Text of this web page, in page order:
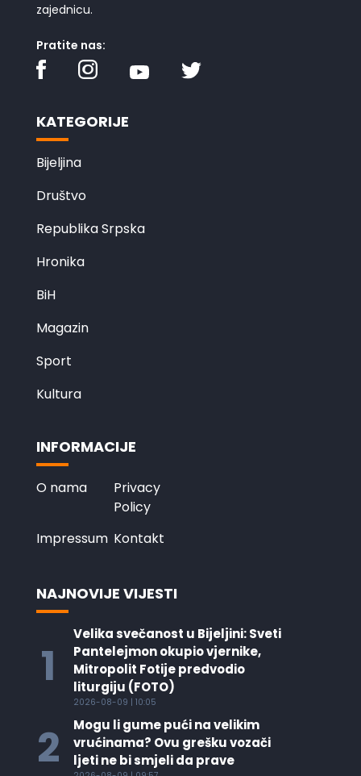
zajednicu.
Pratite nas:
KATEGORIJE
Bijeljina
Društvo
Republika Srpska
Hronika
BiH
Magazin
Sport
Kultura
INFORMACIJE
O nama
Privacy
Policy
Impressum Kontakt
NAJNOVIJE VIJESTI
1
Velika svečanost u Bijeljini: Sveti
Pantelejmon okupio vjernike,
Mitropolit Fotije predvodio
liturgiju (FOTO)
2026-08-09 | 10:05
2
Mogu li gume pući na velikim
vrućinama? Ovu grešku vozači
ljeti ne bi smjeli da prave